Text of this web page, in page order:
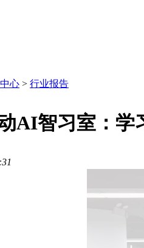
心 > 行业报告
AI智习室：学